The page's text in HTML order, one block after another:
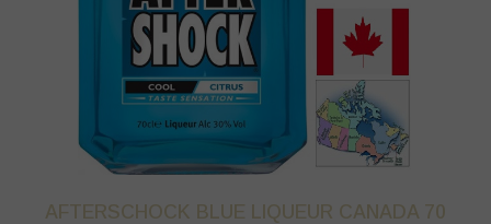
AFTERSCHOCK BLUE LIQUEUR CANADA 70